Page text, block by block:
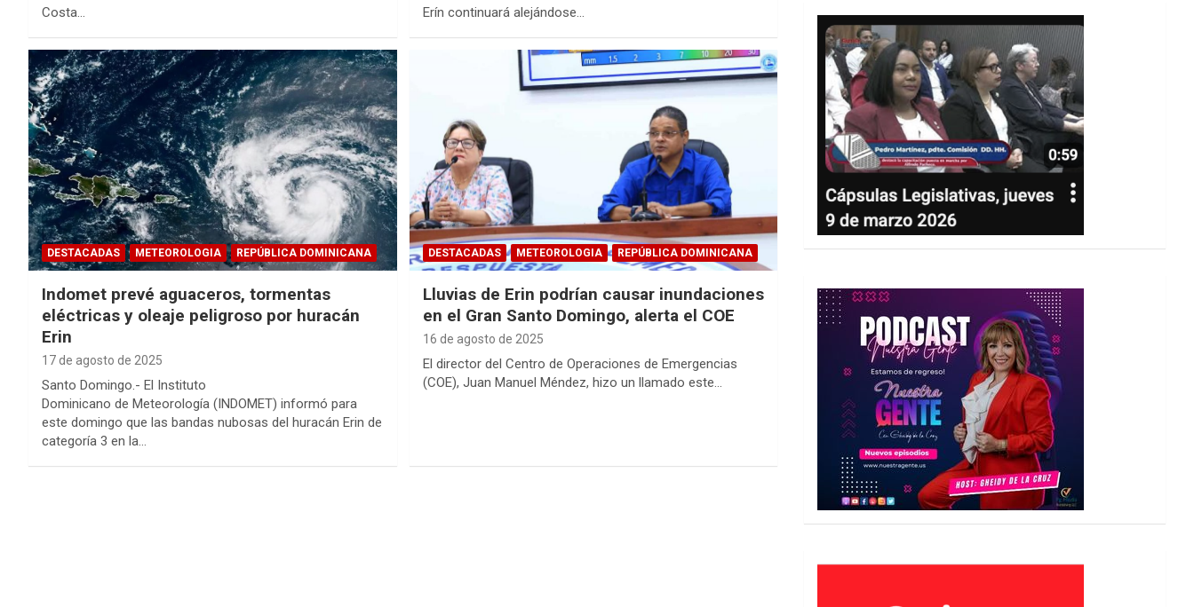
Costa…
Erín continuará alejándose…
DESTACADAS METEOROLOGIA REPÚBLICA DOMINICANA
Indomet prevé aguaceros, tormentas
eléctricas y oleaje peligroso por huracán
Erin
17 de agosto de 2025
Santo Domingo.- El Instituto
Dominicano de Meteorología (INDOMET) informó para
este domingo que las bandas nubosas del huracán Erin de
categoría 3 en la…
DESTACADAS METEOROLOGIA REPÚBLICA DOMINICANA
Lluvias de Erin podrían causar inundaciones
en el Gran Santo Domingo, alerta el COE
16 de agosto de 2025
El director del Centro de Operaciones de Emergencias
(COE), Juan Manuel Méndez, hizo un llamado este…